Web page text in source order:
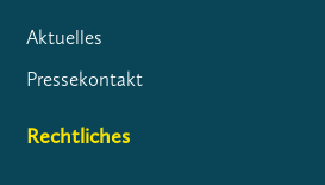
Aktuelles
Pressekontakt
Rechtliches